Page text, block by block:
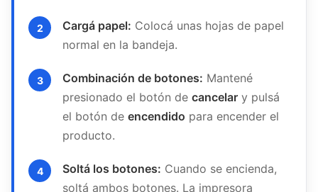
Cargá papel: Colocá unas hojas de papel
normal en la bandeja.
Combinación de botones: Mantené
presionado el botón de cancelar y pulsá
el botón de encendido para encender el
producto.
Soltá los botones: Cuando se encienda,
soltá ambos botones. La impresora